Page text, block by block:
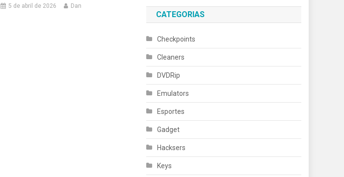
5 de abril de 2026 Dan
CATEGORIAS
Checkpoints
Cleaners
DVDRip
Emulators
Esportes
Gadget
Hacksers
Keys